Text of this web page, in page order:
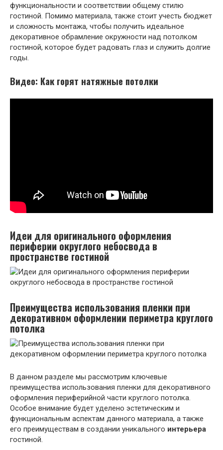
функциональности и соответствии общему стилю
гостиной. Помимо материала, также стоит учесть бюджет
и сложность монтажа, чтобы получить идеальное
декоративное обрамление окружности над потолком
гостиной, которое будет радовать глаз и служить долгие
годы.
Видео: Как горят натяжные потолки
Идеи для оригинального оформления
периферии округлого небосвода в
пространстве гостиной
Преимущества использования пленки при
декоративном оформлении периметра круглого
потолка
В данном разделе мы рассмотрим ключевые
преимущества использования пленки для декоративного
оформления периферийной части круглого потолка.
Особое внимание будет уделено эстетическим и
функциональным аспектам данного материала, а также
его преимуществам в создании уникального интерьера
гостиной.